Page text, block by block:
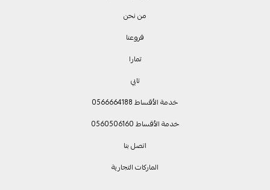
من نحن
فروعنا
تمارا
تابي
خدمة الأقساط 0566664188
خدمة الأقساط 0560506160
اتصل بنا
الماركات التجارية